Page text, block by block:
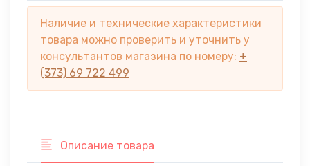
Наличие и технические характеристики
товара можно проверить и уточнить у
консультантов магазина по номеру: +
(373) 69 722 499
Описание товара